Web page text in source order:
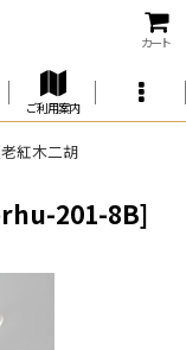
カート
ご利用案内
紅木二胡
201-8B]